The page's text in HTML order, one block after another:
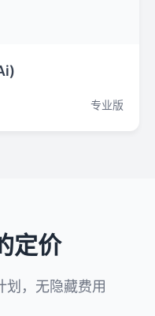
专业版
定价
划，无隐藏费用